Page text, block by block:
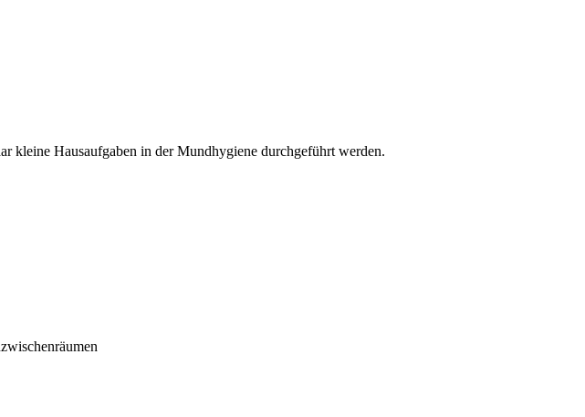
kleine Hausaufgaben in der Mundhygiene durchgeführt werden.